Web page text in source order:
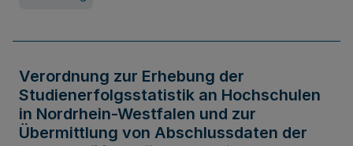
Verordnung zur Erhebung der
Studienerfolgsstatistik an Hochschulen
in Nordrhein-Westfalen und zur
Übermittlung von Abschlussdaten der